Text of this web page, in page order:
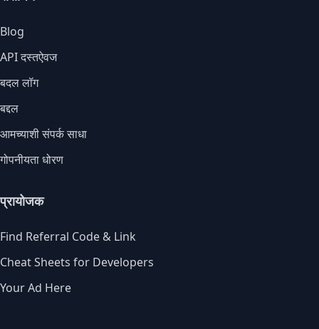
Blog
API दस्तऐवज
बदल लॉग
बद्दल
आमच्याशी संपर्क साधा
गोपनीयता धोरण
प्रायोजक
Find Referral Code & Link
Cheat Sheets for Developers
Your Ad Here